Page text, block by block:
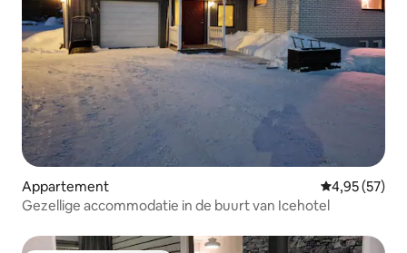
Appartement Gemiddelde
4,95 (57)
Gezellige accommodatie in de buurt van Icehotel